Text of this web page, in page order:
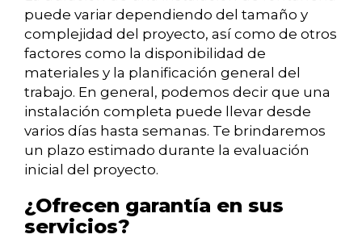
puede variar dependiendo del tamaño y
complejidad del proyecto, así como de otros
factores como la disponibilidad de
materiales y la planificación general del
trabajo. En general, podemos decir que una
instalación completa puede llevar desde
varios días hasta semanas. Te brindaremos
un plazo estimado durante la evaluación
inicial del proyecto.
¿Ofrecen garantía en sus
servicios?